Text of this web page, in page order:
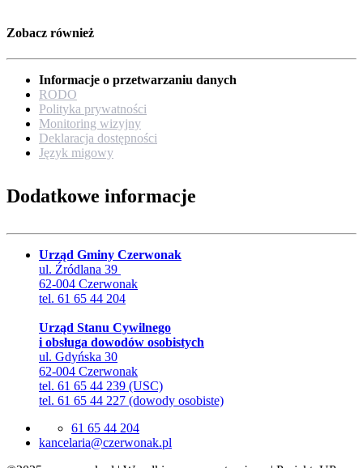
Zobacz również
Informacje o przetwarzaniu danych
RODO
Polityka prywatności
Monitoring wizyjny
Deklaracja dostępności
Język migowy
Dodatkowe informacje
Urząd Gminy Czerwonak
ul. Źródlana 39
62-004 Czerwonak
tel. 61 65 44 204
Urząd Stanu Cywilnego
i obsługa dowodów osobistych
ul. Gdyńska 30
62-004 Czerwonak
tel. 61 65 44 239 (USC)
tel. 61 65 44 227 (dowody osobiste)
61 65 44 204
lp.kanowrezc@airalecnak